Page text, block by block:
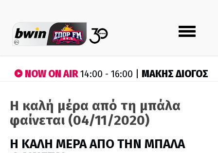
Toggle
navigation
NOW ON AIR14:00 - 16:00 | ΜΑΚΗΣ ΔΙΟΓΟΣ
Η καλή μέρα από τη μπάλα
φαίνεται (04/11/2020)
H ΚΑΛΗ ΜΕΡΑ ΑΠΟ ΤΗΝ ΜΠΑΛΑ